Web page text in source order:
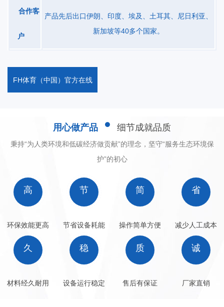
可以不受上诉条件的制约，具有潜在的优势。低温等离子废气处理
造、电子设备制造、家电制造、计算机制造、收集制造、生物材
道、供暖管道、半导体、航空航天等行业中。
合作客
户
产品先后出口伊朗、印度、埃及、土耳其、尼日利亚、
新加坡等40多个国家。
FH体育（中国）官方在线
用心做产品 细节成就品质
秉持“为人类环境和低碳经济做贡献”的理念，坚守“服务生态环境保
护”的初心
高
环保效能更高
节
节省设备耗能
简
操作简单方便
省
减少人工成本
久
材料经久耐用
稳
设备运行稳定
质
售后有保证
诚
厂家直销